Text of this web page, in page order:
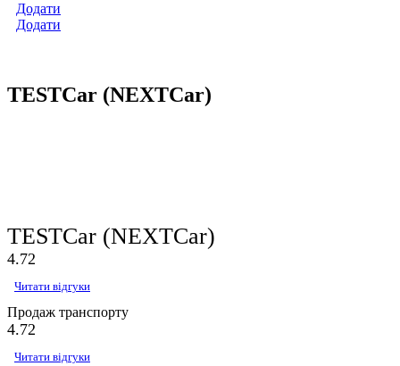
Додати
Додати
TESTCar (NEXTCar)
TESTCar (NEXTCar)
4.72
Читати відгуки
Продаж транспорту
4.72
Читати відгуки